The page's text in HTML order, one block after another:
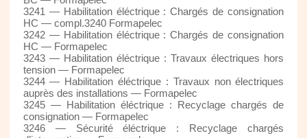
3241 — Habilitation éléctrique : Chargés de consignation
HC — compl.3240 Formapelec
3242 — Habilitation éléctrique : Chargés de consignation
HC — Formapelec
3243 — Habilitation éléctrique : Travaux électriques hors
tension — Formapelec
3244 — Habilitation éléctrique : Travaux non électriques
auprès des installations — Formapelec
3245 — Habilitation éléctrique : Recyclage chargés de
consignation — Formapelec
3246 — Sécurité éléctrique : Recyclage chargés